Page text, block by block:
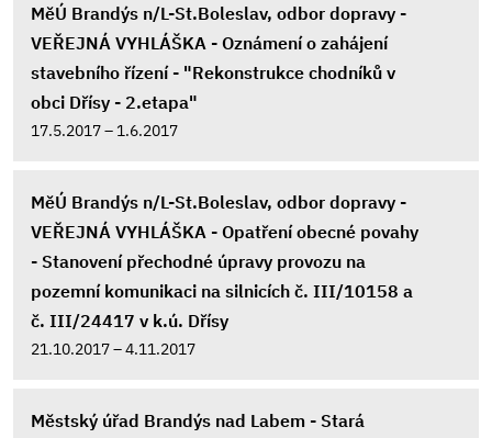
MěÚ Brandýs n/L-St.Boleslav, odbor dopravy -
VEŘEJNÁ VYHLÁŠKA - Oznámení o zahájení
stavebního řízení - "Rekonstrukce chodníků v
obci Dřísy - 2.etapa"
17.5.2017 – 1.6.2017
MěÚ Brandýs n/L-St.Boleslav, odbor dopravy -
VEŘEJNÁ VYHLÁŠKA - Opatření obecné povahy
- Stanovení přechodné úpravy provozu na
pozemní komunikaci na silnicích č. III/10158 a
č. III/24417 v k.ú. Dřísy
21.10.2017 – 4.11.2017
Městský úřad Brandýs nad Labem - Stará